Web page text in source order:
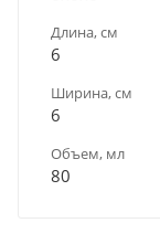
Длина, см
6
Ширина, см
6
Объем, мл
80